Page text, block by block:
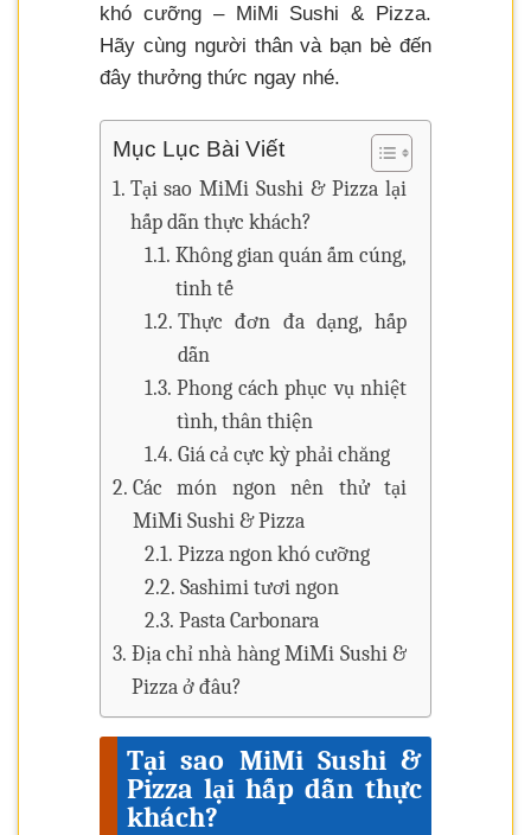
khó cưỡng – MiMi Sushi & Pizza.
Hãy cùng người thân và bạn bè đến
đây thưởng thức ngay nhé.
Mục Lục Bài Viết
Tại sao MiMi Sushi & Pizza lại
hấp dẫn thực khách?
Không gian quán ấm cúng,
tinh tế
Thực đơn đa dạng, hấp
dẫn
Phong cách phục vụ nhiệt
tình, thân thiện
Giá cả cực kỳ phải chăng
Các món ngon nên thử tại
MiMi Sushi & Pizza
Pizza ngon khó cưỡng
Sashimi tươi ngon
Pasta Carbonara
Địa chỉ nhà hàng MiMi Sushi &
Pizza ở đâu?
Tại sao MiMi Sushi &
Pizza lại hấp dẫn thực
khách?